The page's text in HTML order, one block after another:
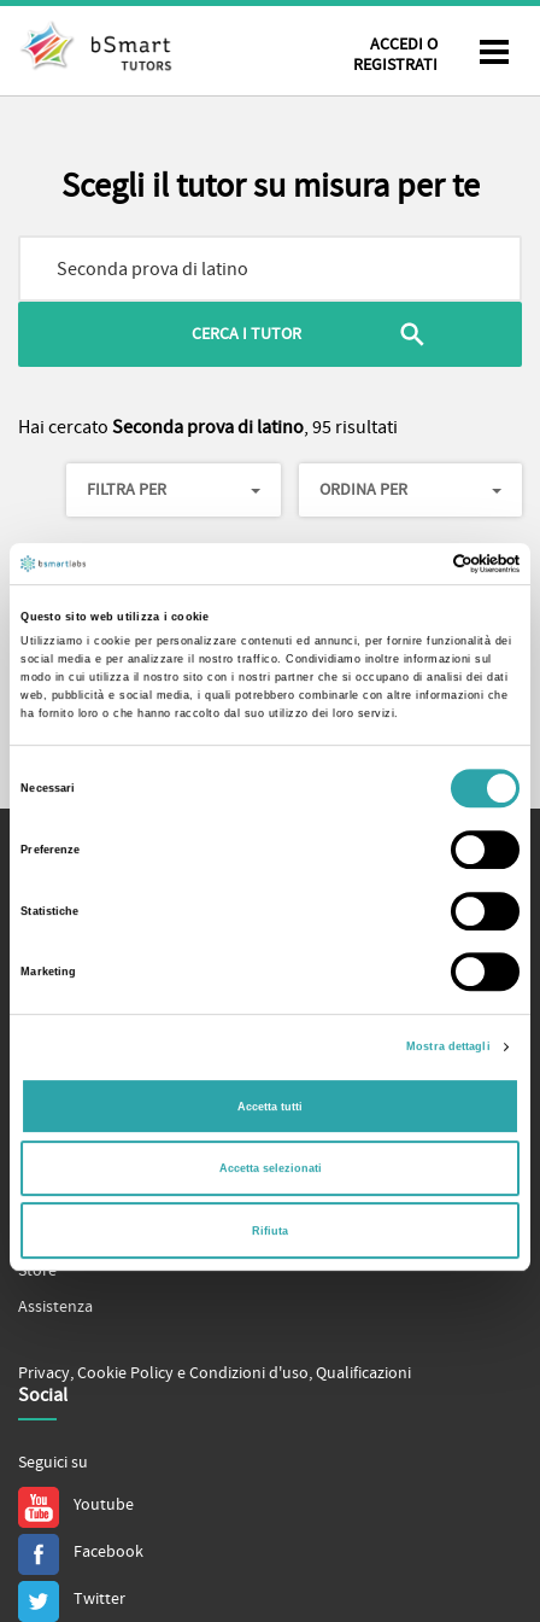
Questo sito web utilizza i cookie
Utilizziamo i cookie per personalizzare contenuti ed annunci, per fornire funzionalità dei
social media e per analizzare il nostro traffico. Condividiamo inoltre informazioni sul
modo in cui utilizza il nostro sito con i nostri partner che si occupano di analisi dei dati
web, pubblicità e social media, i quali potrebbero combinarle con altre informazioni che
ha fornito loro o che hanno raccolto dal suo utilizzo dei loro servizi.
Necessari
Preferenze
Statistiche
Marketing
Mostra dettagli
Accetta tutti
Accetta selezionati
Rifiuta
ACCEDI O
REGISTRATI
Scegli il tutor su misura per te
Hai cercato Seconda prova di latino, 95 risultati
ORDINA PER
FILTRA PER
« Prima ‹ Prec. …
Ultima »
Manifesto
bSmart Books
Store
Assistenza
Privacy,Cookie PolicyeCondizioni d'uso,Qualificazioni
Social
Seguici su
Youtube
Facebook
Twitter